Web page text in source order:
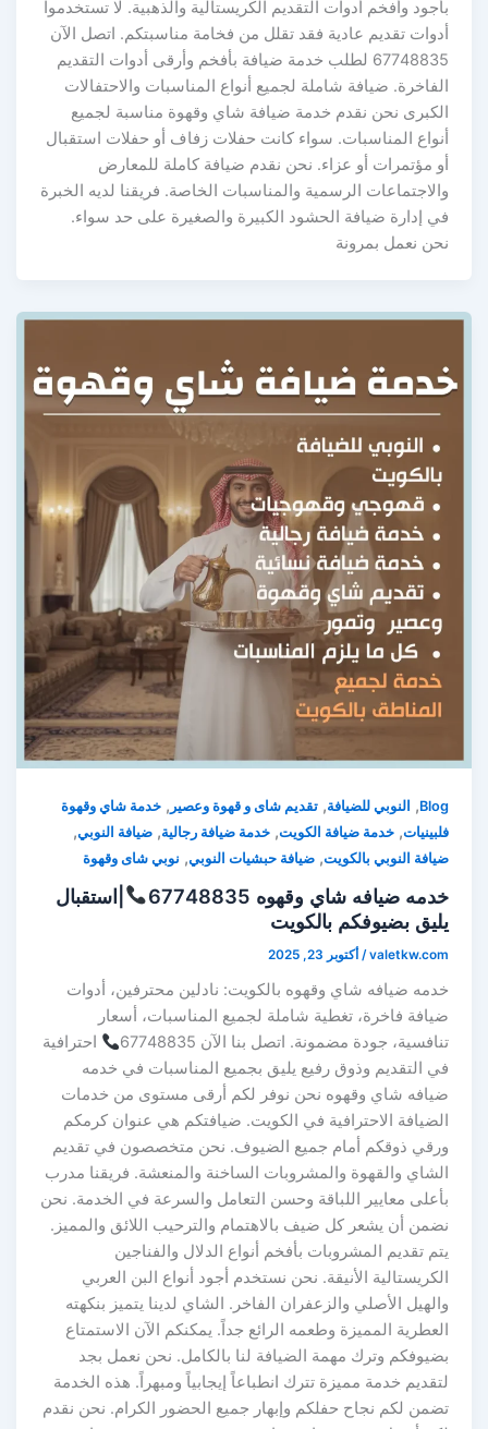
بأجود وأفخم أدوات التقديم الكريستالية والذهبية. لا تستخدموا
أدوات تقديم عادية فقد تقلل من فخامة مناسبتكم. اتصل الآن
67748835 لطلب خدمة ضيافة بأفخم وأرقى أدوات التقديم
الفاخرة. ضيافة شاملة لجميع أنواع المناسبات والاحتفالات
الكبرى نحن نقدم خدمة ضيافة شاي وقهوة مناسبة لجميع
أنواع المناسبات. سواء كانت حفلات زفاف أو حفلات استقبال
أو مؤتمرات أو عزاء. نحن نقدم ضيافة كاملة للمعارض
والاجتماعات الرسمية والمناسبات الخاصة. فريقنا لديه الخبرة
في إدارة ضيافة الحشود الكبيرة والصغيرة على حد سواء.
نحن نعمل بمرونة
Blog
,النوبي للضيافة,تقديم شاى و قهوة وعصير, خدمة شاي وقهوة
فلبينيات,خدمة ضيافة الكويت,خدمة ضيافة رجالية,ضيافة النوبي,
ضيافة النوبي بالكويت,ضيافة حبشيات النوبي,نوبي شاى وقهوة
خدمه ضيافه شاي وقهوه 67748835
|استقبال
يليق بضيوفكم بالكويت
valetkw.com
/أكتوبر 23, 2025
خدمه ضيافه شاي وقهوه بالكويت: نادلين محترفين، أدوات
ضيافة فاخرة، تغطية شاملة لجميع المناسبات، أسعار
تنافسية، جودة مضمونة. اتصل بنا الآن 67748835
احترافية
في التقديم وذوق رفيع يليق بجميع المناسبات في خدمه
ضيافه شاي وقهوه نحن نوفر لكم أرقى مستوى من خدمات
الضيافة الاحترافية في الكويت. ضيافتكم هي عنوان كرمكم
ورقي ذوقكم أمام جميع الضيوف. نحن متخصصون في تقديم
الشاي والقهوة والمشروبات الساخنة والمنعشة. فريقنا مدرب
بأعلى معايير اللباقة وحسن التعامل والسرعة في الخدمة. نحن
نضمن أن يشعر كل ضيف بالاهتمام والترحيب اللائق والمميز.
يتم تقديم المشروبات بأفخم أنواع الدلال والفناجين
الكريستالية الأنيقة. نحن نستخدم أجود أنواع البن العربي
والهيل الأصلي والزعفران الفاخر. الشاي لدينا يتميز بنكهته
العطرية المميزة وطعمه الرائع جداً. يمكنكم الآن الاستمتاع
بضيوفكم وترك مهمة الضيافة لنا بالكامل. نحن نعمل بجد
لتقديم خدمة مميزة تترك انطباعاً إيجابياً ومبهراً. هذه الخدمة
تضمن لكم نجاح حفلكم وإبهار جميع الحضور الكرام. نحن نقدم